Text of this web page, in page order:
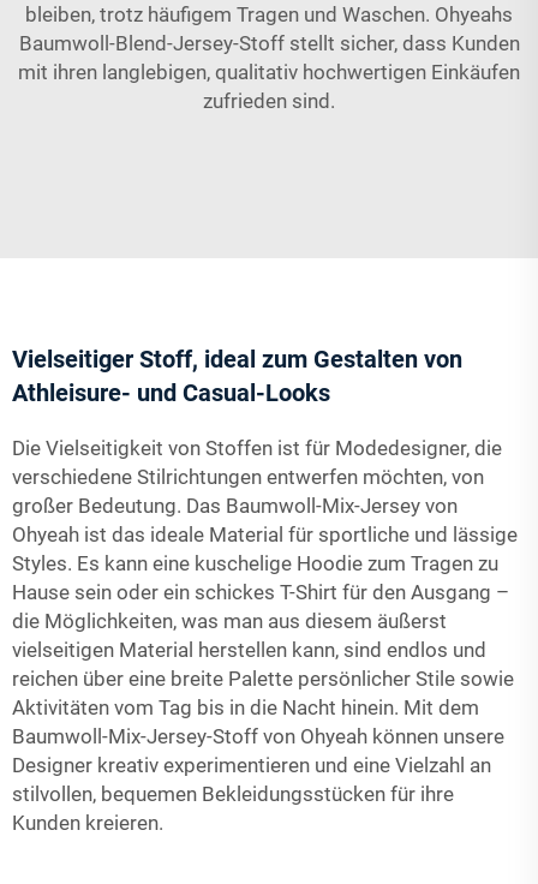
bleiben, trotz häufigem Tragen und Waschen. Ohyeahs
Baumwoll-Blend-Jersey-Stoff stellt sicher, dass Kunden
mit ihren langlebigen, qualitativ hochwertigen Einkäufen
zufrieden sind.
Vielseitiger Stoff, ideal zum Gestalten von
Athleisure- und Casual-Looks
Die Vielseitigkeit von Stoffen ist für Modedesigner, die
verschiedene Stilrichtungen entwerfen möchten, von
großer Bedeutung. Das Baumwoll-Mix-Jersey von
Ohyeah ist das ideale Material für sportliche und lässige
Styles. Es kann eine kuschelige Hoodie zum Tragen zu
Hause sein oder ein schickes T-Shirt für den Ausgang –
die Möglichkeiten, was man aus diesem äußerst
vielseitigen Material herstellen kann, sind endlos und
reichen über eine breite Palette persönlicher Stile sowie
Aktivitäten vom Tag bis in die Nacht hinein. Mit dem
Baumwoll-Mix-Jersey-Stoff von Ohyeah können unsere
Designer kreativ experimentieren und eine Vielzahl an
stilvollen, bequemen Bekleidungsstücken für ihre
Kunden kreieren.